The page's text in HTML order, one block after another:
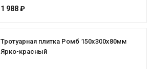
1 988 ₽
Тротуарная плитка Ромб 150х300х80мм
Ярко-красный